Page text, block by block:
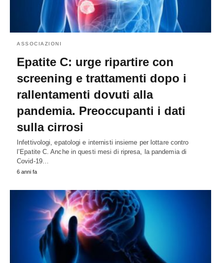
ASSOCIAZIONI
Epatite C: urge ripartire con
screening e trattamenti dopo i
rallentamenti dovuti alla
pandemia. Preoccupanti i dati
sulla cirrosi
Infettivologi, epatologi e internisti insieme per lottare contro
l’Epatite C. Anche in questi mesi di ripresa, la pandemia di
Covid-19…
6 anni fa